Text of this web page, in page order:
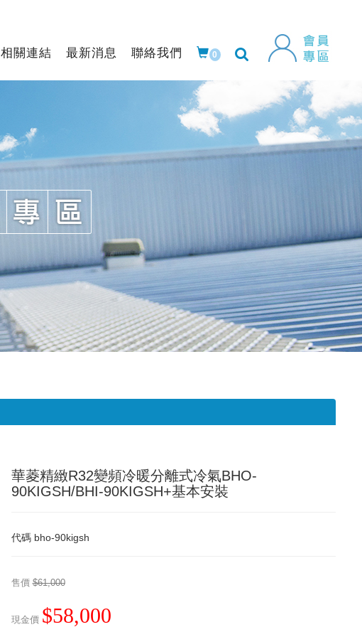
相關連結 最新消息 聯絡我們 0
華菱精緻R32變頻冷暖分離式冷氣BHO-
90KIGSH/BHI-90KIGSH+基本安裝
代碼 bho-90kigsh
售價 $61,000
現金價 $58,000